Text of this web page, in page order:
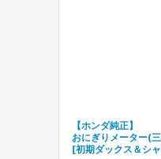
【ホンダ純正】
おにぎりメーター(
[初期ダックス＆シ